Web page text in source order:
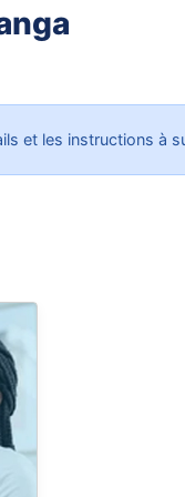
et les instructions à